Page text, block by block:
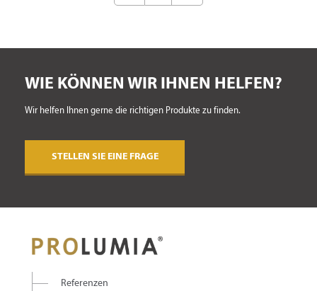
WIE KÖNNEN WIR IHNEN HELFEN?
Wir helfen Ihnen gerne die richtigen Produkte zu finden.
STELLEN SIE EINE FRAGE
Referenzen